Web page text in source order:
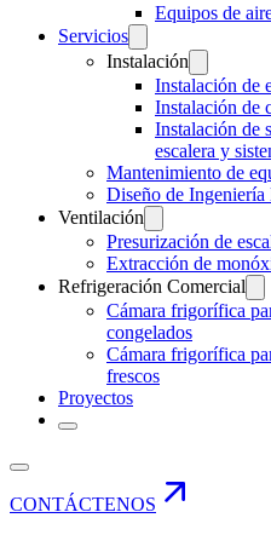
Equipos de
Servicios
Instalación
Instalación de
Instalación de
Instalación de
escalera y
Mantenimiento de
Diseño de
Ventilación
Presurización de
Extracción de
Refrigeración Comercial
Cámara frigorífica
congelados
Cámara frigorífica
frescos
Proyectos
CONTÁCTENOS